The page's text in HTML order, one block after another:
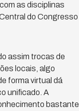
as disciplinas
do Congresso
assim trocas de
locais, algo
forma virtual dá
unificado. A
bastante